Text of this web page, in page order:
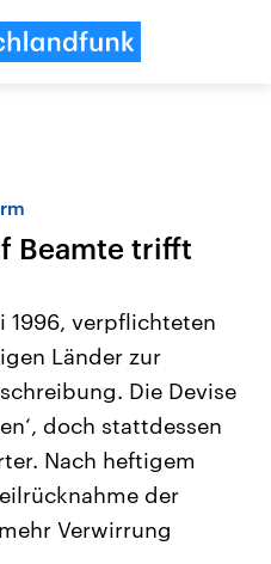
aus
USA
Aktuelle Beiträge,
Hintergründe
Wirtschaftlich und
gehören die Vereinigten
mit großem Einfluss auf
Beamte trifft
1996, verpflichteten
Länder zur
Die Devise
doch stattdessen
Nach heftigem
der
Verwirrung